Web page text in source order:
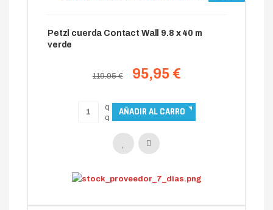
Petzl cuerda Contact Wall 9.8 x 40 m
verde
119.95 € 95,95 €